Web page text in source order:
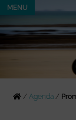
MENU
/Agenda /